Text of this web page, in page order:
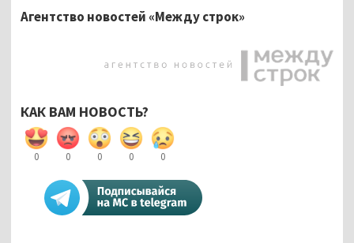
Агентство новостей «Между строк»
КАК ВАМ НОВОСТЬ?
0 0 0 0 0